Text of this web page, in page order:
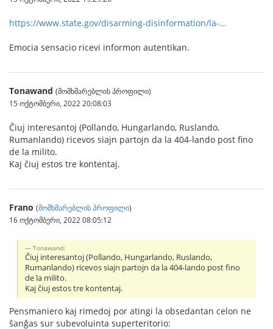
https://www.state.gov/disarming-disinformation/la-...
Emocia sensacio ricevi informon autentikan.
Tonawand (მომხმარებლის პროფილი)
15 ოქტომბერი, 2022 20:08:03
Ĉiuj interesantoj (Pollando, Hungarlando, Ruslando,
Rumanlando) ricevos siajn partojn da la 404-lando post fino
de la milito.
Kaj ĉiuj estos tre kontentaj.
Frano (მომხმარებლის პროფილი)
16 ოქტომბერი, 2022 08:05:12
Tonawand:
Ĉiuj interesantoj (Pollando, Hungarlando, Ruslando,
Rumanlando) ricevos siajn partojn da la 404-lando post fino
de la milito.
Kaj ĉiuj estos tre kontentaj.
Pensmaniero kaj rimedoj por atingi la obsedantan celon ne
ŝanĝas sur subevoluinta superteritorio: